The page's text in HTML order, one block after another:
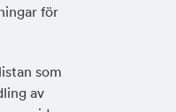
för
som
av